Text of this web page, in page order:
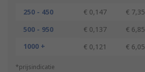
250 - 450
€ 0,147
€ 7,35
500 - 950
€ 0,137
€ 6,85
1000 +
€ 0,121 € 6,05
*prijsindicatie